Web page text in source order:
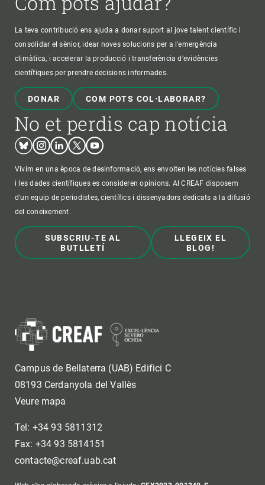
La teva contribució ens ajuda a donar suport al jove talent científic i
consolidar el sènior, idear noves solucions per a l'emergència
climàtica, i accelerar la producció i transferència d’evidències
científiques per prendre decisions informades.
DONAR COM POTS COL·LABORAR?
No et perdis cap notícia
BlueskyInstagram
LinkedinTwitterYoutube
Vivim en una època de desinformació, ens envolten les notícies falses
i les dades científiques es consideren opinions. Al CREAF disposem
d'un equip de periodistes, científics i dissenyadors dedicats a la difusió
del coneixement.
SUBSCRIU-TE AL
BUTLLETÍ
LLEGEIX EL
BLOG!
Campus de Bellaterra (UAB) Edifici C
08193 Cerdanyola del Vallès
Veure mapa
Tel: +34 93 5811312
Fax: +34 93 5814151
contacte@creaf.uab.cat